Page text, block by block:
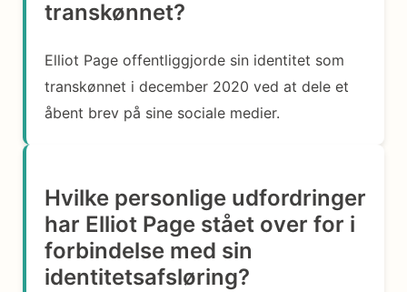
transkønnet?
Elliot Page offentliggjorde sin identitet som
transkønnet i december 2020 ved at dele et
åbent brev på sine sociale medier.
Hvilke personlige udfordringer
har Elliot Page stået over for i
forbindelse med sin
identitetsafsløring?